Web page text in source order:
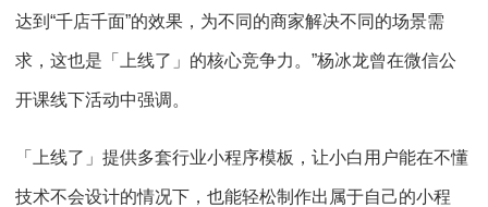
达到“千店千面”的效果，为不同的商家解决不同的场景需
求，这也是「上线了」的核心竞争力。”杨冰龙曾在微信公
开课线下活动中强调。
「上线了」提供多套行业小程序模板，让小白用户能在不懂
技术不会设计的情况下，也能轻松制作出属于自己的小程